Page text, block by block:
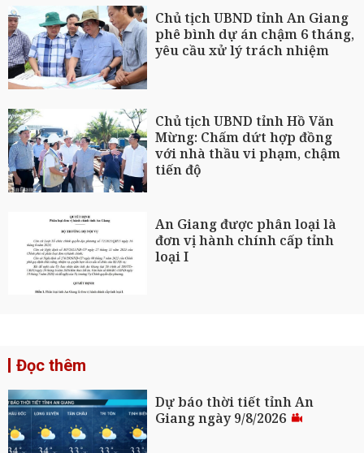
Chủ tịch UBND tỉnh An Giang
phê bình dự án chậm 6 tháng,
yêu cầu xử lý trách nhiệm
Chủ tịch UBND tỉnh Hồ Văn
Mừng: Chấm dứt hợp đồng
với nhà thầu vi phạm, chậm
tiến độ
An Giang được phân loại là
đơn vị hành chính cấp tỉnh
loại I
Đọc thêm
Dự báo thời tiết tỉnh An
Giang ngày 9/8/2026